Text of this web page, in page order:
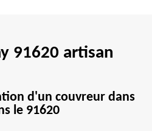
91620 artisan
d'un couvreur dans
le 91620